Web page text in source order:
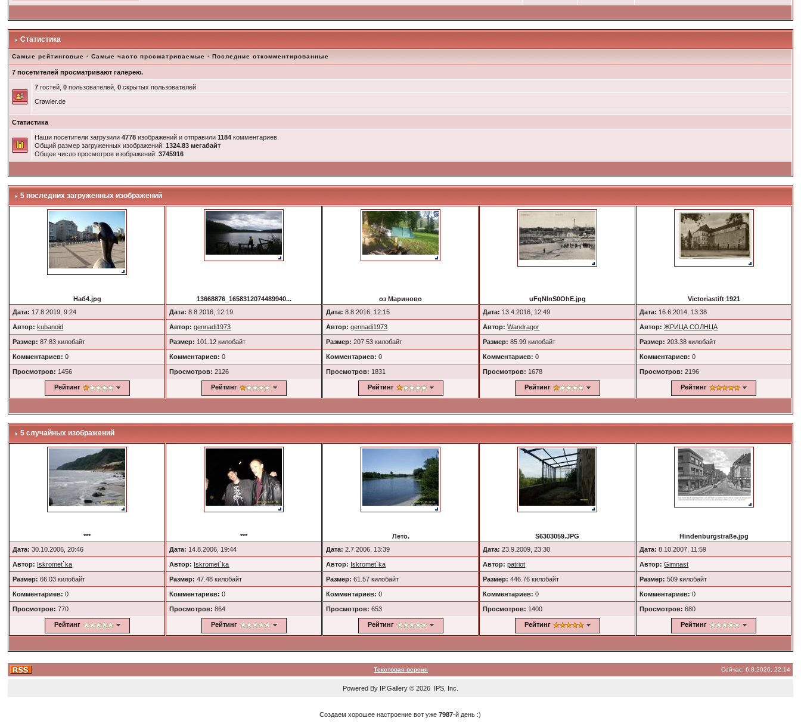
Статистика
Самые рейтинговые ·Самые часто просматриваемые ·Последние откомментированные
7 посетителей просматривают галерею.
7 гостей,0 пользователей,0 скрытых пользователей
Crawler.de
Статистика
Наши посетители загрузили4778 изображений и отправили1184 комментариев.
Общий размер загруженных изображений:1324.83 мегабайт
Общее число просмотров изображений:3745916
5 последних загруженных изображений
Наб4.jpg
Дата: 17.8.2019, 9:24
Автор: kubanoid
Размер: 87.83 килобайт
Комментариев: 0
Просмотров: 1456
Рейтинг
13668876_1658312074489940...
Дата: 8.8.2016, 12:19
Автор: gennadi1973
Размер: 101.12 килобайт
Комментариев: 0
Просмотров:2126
Рейтинг
оз Мариново
Дата: 8.8.2016, 12:15
Автор: gennadi1973
Размер: 207.53 килобайт
Комментариев: 0
Просмотров: 1831
Рейтинг
uFqNlnS0OhE.jpg
Дата: 13.4.2016, 12:49
Автор: Wandragor
Размер: 85.99 килобайт
Комментариев: 0
Просмотров: 1678
Рейтинг
Victoriastift 1921
Дата: 16.6.2014, 13:38
Автор: ЖРИЦА СОЛНЦА
Размер: 203.38 килобайт
Комментариев: 0
Просмотров:2196
Рейтинг
5 случайных изображений
***
Дата: 30.10.2006, 20:46
Автор: Iskromet`ka
Размер: 66.03 килобайт
Комментариев: 0
Просмотров:770
Рейтинг
***
Дата: 14.8.2006, 19:44
Автор: Iskromet`ka
Размер: 47.48 килобайт
Комментариев: 0
Просмотров:864
Рейтинг
Лето.
Дата: 2.7.2006, 13:39
Автор: Iskromet`ka
Размер: 61.57 килобайт
Комментариев: 0
Просмотров:653
Рейтинг
S6303059.JPG
Дата: 23.9.2009, 23:30
Автор: patriot
Размер: 446.76 килобайт
Комментариев: 0
Просмотров: 1400
Рейтинг
Hindenburgstraße.jpg
Дата: 8.10.2007, 11:59
Автор: Gimnast
Размер: 509 килобайт
Комментариев: 0
Просмотров:680
Рейтинг
Текстовая версия Сейчас: 6.8.2026, 22:14
Powered By IP.Gallery© 2026 IPS, Inc.
Создаем хорошее настроение вот уже7987-й день :)